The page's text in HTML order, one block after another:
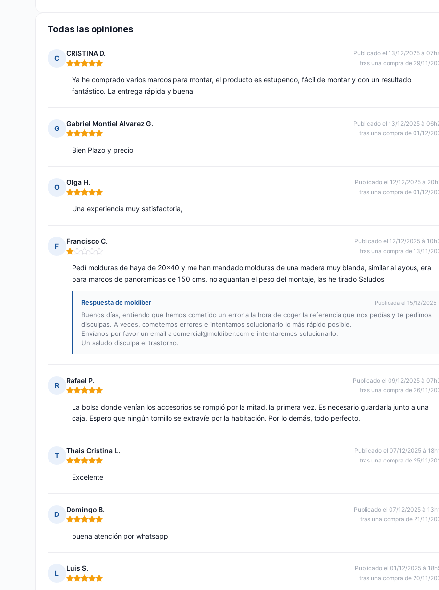
Todas las opiniones
C
CRISTINA D.
Nota: 5 de 5
Publicado el 13/12/2025 à
tras una compra de 29/11/
Ya he comprado varios marcos para montar, el producto es estupendo, fácil de montar y con un resultado
fantástico. La entrega rápida y buena
G
Gabriel Montiel Alvarez G.
Nota: 5 de 5
Publicado el 13/12/2025 à
tras una compra de 01/12/
Bien Plazo y precio
O
Olga H.
Nota: 5 de 5
Publicado el 12/12/2025 à
tras una compra de 01/12/
Una experiencia muy satisfactoria,
F
Francisco C.
Nota: 1 de 5
Publicado el 12/12/2025 à
tras una compra de 13/11/
Pedí molduras de haya de 20x40 y me han mandado molduras de una madera muy blanda, similar al ayous, era
para marcos de panoramicas de 150 cms, no aguantan el peso del montaje, las he tirado Saludos
Respuesta de moldiber Publicada el 15/12/2025
Buenos días, entiendo que hemos cometido un error a la hora de coger la referencia que nos pedías y te pedimos
disculpas. A veces, cometemos errores e intentamos solucionarlo lo más rápido posible.
Envíanos por favor un email a comercial@moldiber.com e intentaremos solucionarlo.
Un saludo disculpa el trastorno.
R
Rafael P.
Nota: 5 de 5
Publicado el 09/12/2025 à
tras una compra de 26/11/
La bolsa donde venían los accesorios se rompió por la mitad, la primera vez. Es necesario guardarla junto a una
caja. Espero que ningún tornillo se extravíe por la habitación. Por lo demás, todo perfecto.
T
Thais Cristina L.
Nota: 5 de 5
Publicado el 07/12/2025 à
tras una compra de 25/11/
Excelente
D
Domingo B.
Nota: 5 de 5
Publicado el 07/12/2025 à
tras una compra de 21/11/
buena atención por whatsapp
L
Luis S.
Nota: 5 de 5
Publicado el 01/12/2025 à
tras una compra de 20/11/